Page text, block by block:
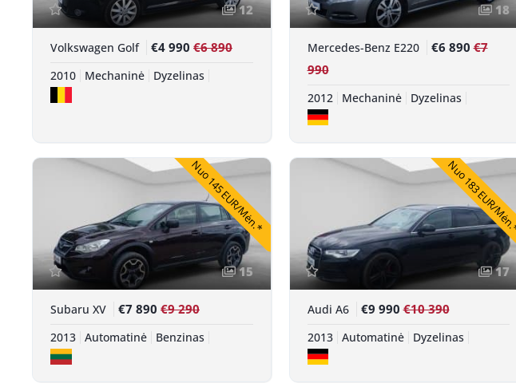
12
Volkswagen Golf €4 990 €6 890
2010 Mechaninė Dyzelinas
18
Mercedes-Benz E220 €6 890€7
990
2012 Mechaninė Dyzelinas
Nuo 145 EUR/Mėn.*
15
Subaru XV €7 890 €9 290
2013 Automatinė Benzinas
Nuo 183 EUR/
17
Audi A6 €9 990€10 390
2013 Automatinė Dyzelinas